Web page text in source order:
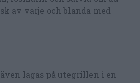
av varje och blanda med
lagas på utegrillen i en